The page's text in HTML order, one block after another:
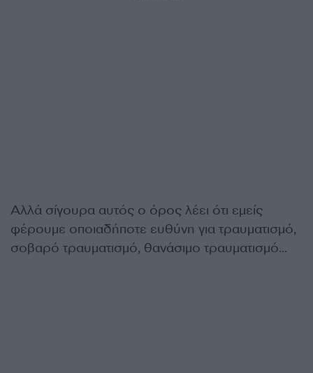
Αλλά σίγουρα αυτός ο όρος λέει ότι εμείς
φέρουμε οποιαδήποτε ευθύνη για τραυματισμό,
σοβαρό τραυματισμό, θανάσιμο τραυματισμό…